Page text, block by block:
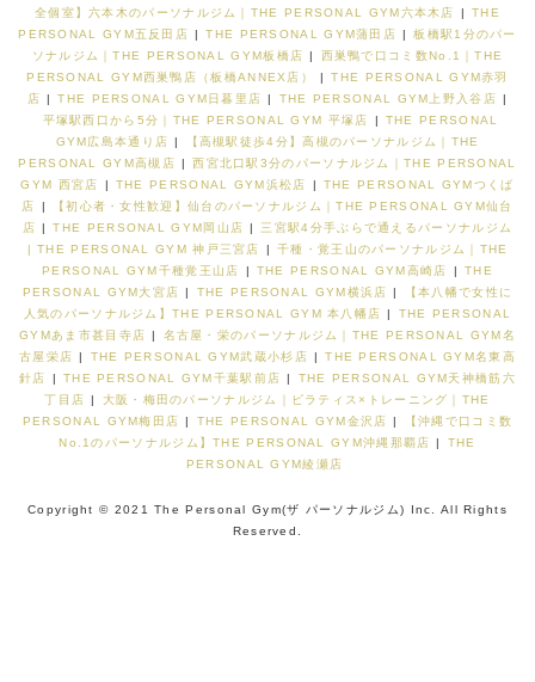
全個室】六本木のパーソナルジム｜THE PERSONAL GYM六本木店
THE
PERSONAL GYM五反田店
THE PERSONAL GYM蒲田店
板橋駅1分のパー
ソナルジム｜THE PERSONAL GYM板橋店
西巣鴨で口コミ数No.1｜THE
PERSONAL GYM西巣鴨店（板橋ANNEX店）
THE PERSONAL GYM赤羽
店
THE PERSONAL GYM日暮里店 THE PERSONAL GYM上野入谷店
平塚駅西口から5分｜THE PERSONAL GYM 平塚店
THE PERSONAL
GYM広島本通り店
【高槻駅徒歩4分】高槻のパーソナルジム｜THE
PERSONAL GYM高槻店
西宮北口駅3分のパーソナルジム｜THE PERSONAL
GYM 西宮店
THE PERSONAL GYM浜松店
THE PERSONAL GYMつくば
店
【初心者・女性歓迎】仙台のパーソナルジム｜THE PERSONAL GYM仙台
店
THE PERSONAL GYM岡山店
三宮駅4分手ぶらで通えるパーソナルジム
| THE PERSONAL GYM 神戸三宮店
千種・覚王山のパーソナルジム｜THE
PERSONAL GYM千種覚王山店
THE PERSONAL GYM高崎店
THE
PERSONAL GYM大宮店
THE PERSONAL GYM横浜店
【本八幡で女性に
人気のパーソナルジム】THE PERSONAL GYM 本八幡店
THE PERSONAL
GYMあま市甚目寺店
名古屋・栄のパーソナルジム｜THE PERSONAL GYM名
古屋栄店
THE PERSONAL GYM武蔵小杉店
THE PERSONAL GYM名東高
針店
THE PERSONAL GYM千葉駅前店
THE PERSONAL GYM天神橋筋六
丁目店
大阪・梅田のパーソナルジム｜ピラティス×トレーニング｜THE
PERSONAL GYM梅田店
THE PERSONAL GYM金沢店
【沖縄で口コミ数
No.1のパーソナルジム】THE PERSONAL GYM沖縄那覇店
THE
PERSONAL GYM綾瀬店
Copyright © 2021 The Personal Gym(ザ パーソナルジム) Inc. All Rights
Reserved.